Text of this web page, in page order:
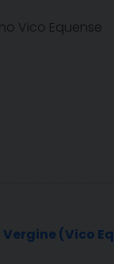
Vico Equense
(Vico